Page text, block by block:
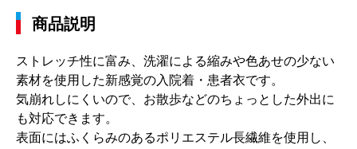
商品説明
ストレッチ性に富み、洗濯による縮みや色あせの少ない
素材を使用した新感覚の入院着・患者衣です。
気崩れしにくいので、お散歩などのちょっとした外出に
も対応できます。
表面にはふくらみのあるポリエステル長繊維を使用し、